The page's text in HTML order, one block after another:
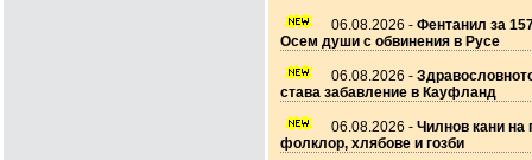
06.08.2026 - Фентанил за
Осем души с обвинения в Русе
06.08.2026 -
става забавление в Кауфланд
06.08.2026 - Чилнов кани на
фолклор, хлябове и гозби